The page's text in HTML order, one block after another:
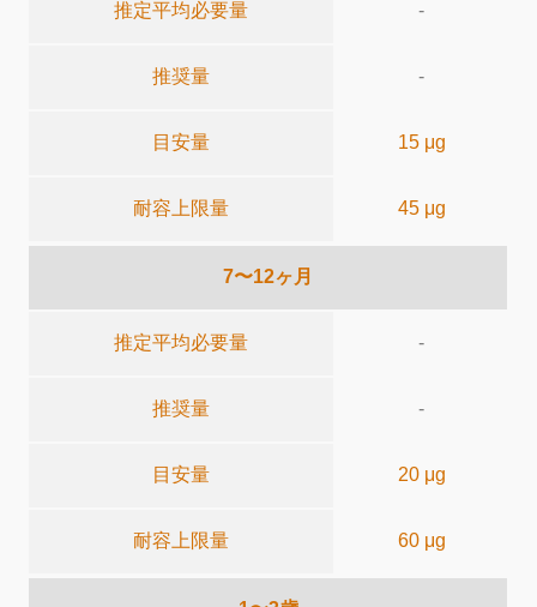
推定平均必要量 -
推奨量 -
目安量 15 μg
耐容上限量 45 μg
7〜12ヶ月
推定平均必要量 -
推奨量 -
目安量 20 μg
耐容上限量 60 μg